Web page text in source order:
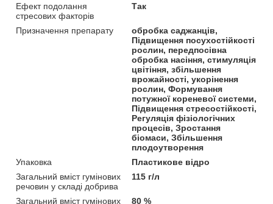
Ефект подолання
стресових факторів
Так
Призначення препарату
обробка саджанців,
Підвищення посухостійкості
рослин, передпосівна
обробка насіння, стимуляція
цвітіння, збільшення
врожайності, укорінення
рослин, Формування
потужної кореневої системи,
Підвищення стресостійкості,
Регуляція фізіологічних
процесів, Зростання
біомаси, Збільшення
плодоутворення
Упаковка
Пластикове відро
Загальний вміст гумінових
речовин у складі добрива
115 г/л
Загальний вміст гумінових
80 %